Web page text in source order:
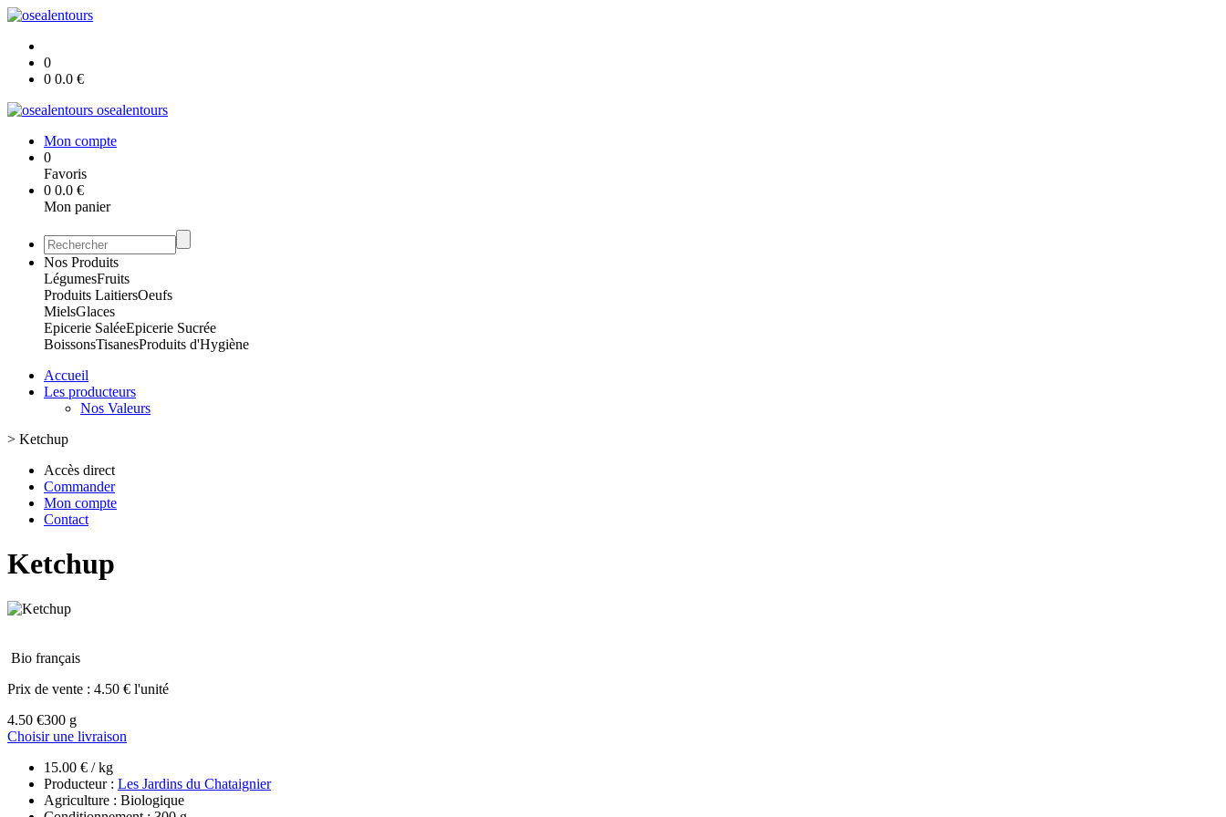
0
0 0.0 €
osealentours
Mon compte
0
Favoris
0 0.0 €
Mon panier
Nos Produits
LégumesFruits
Produits LaitiersOeufs
MielsGlaces
Epicerie SaléeEpicerie Sucrée
BoissonsTisanesProduits d'Hygiène
Accueil
Les producteurs
Nos Valeurs
> Ketchup
Accès direct
Commander
Mon compte
Contact
Ketchup
Bio français
Prix de vente : 4.50 € l'unité
4.50 €300 g
Choisir une livraison
15.00 € / kg
Producteur : Les Jardins du Chataignier
Agriculture : Biologique